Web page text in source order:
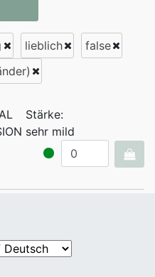
lieblich
false
Stärke:
sehr mild